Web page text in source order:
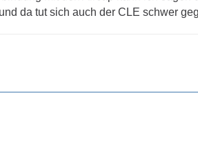
, für den gibt es immerhin
da tut sich auch der CLE schwer